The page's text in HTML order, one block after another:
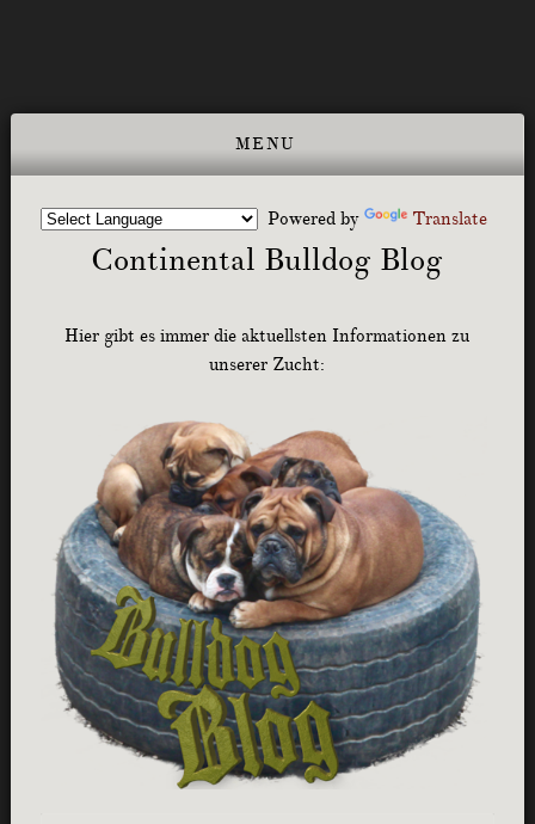
Powered by Translate
Continental Bulldog Blog
Hier gibt es immer die aktuellsten Informationen zu
unserer Zucht: